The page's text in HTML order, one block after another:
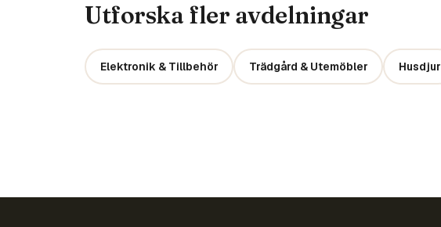
Utforska fler avdelningar
Elektronik & Tillbehör Trädgård & Utemöbler Husdjur